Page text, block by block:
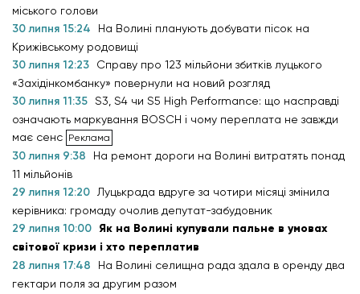
міського голови
30 липня 15:24
На Волині планують добувати пісок на
Крижівському родовищі
30 липня 12:23
Справу про 123 мільйони збитків луцького
«Західінкомбанку» повернули на новий розгляд
30 липня 11:35 S3, S4 чи S5 High Performance: що насправді
означають маркування BOSCH і чому переплата не завжди
має сенс
30 липня 9:38
На ремонт дороги на Волині витратять понад
11 мільйонів
29 липня 12:20
Луцькрада вдруге за чотири місяці змінила
керівника: громаду очолив депутат-забудовник
29 липня 10:00 Як на Волині купували пальне в умовах
світової кризи і хто переплатив
28 липня 17:48
На Волині селищна рада здала в оренду два
гектари поля за другим разом